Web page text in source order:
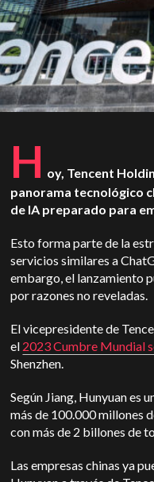
H oy, Tencent
panorama tecnológico
de IA preparado para
Esto forma parte de la
servicios similares a
embargo, el lanzamiento
por razones no reveladas.
El vicepresidente de
el 2023 Cumbre Mundial
Shenzhen.
Según Jiang, Hunyuan es
más de 100.000 millones
con más de 2 billones de
Las empresas chinas ya